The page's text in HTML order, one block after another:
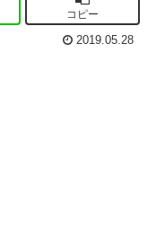
コピー
2019.05.28